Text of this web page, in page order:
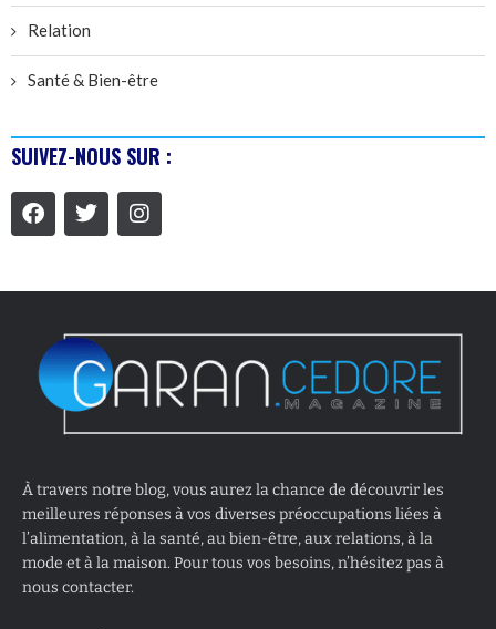
Relation
Santé & Bien-être
SUIVEZ-NOUS SUR :
À travers notre blog, vous aurez la chance de découvrir les
meilleures réponses à vos diverses préoccupations liées à
l’alimentation, à la santé, au bien-être, aux relations, à la
mode et à la maison. Pour tous vos besoins, n’hésitez pas à
nous contacter.